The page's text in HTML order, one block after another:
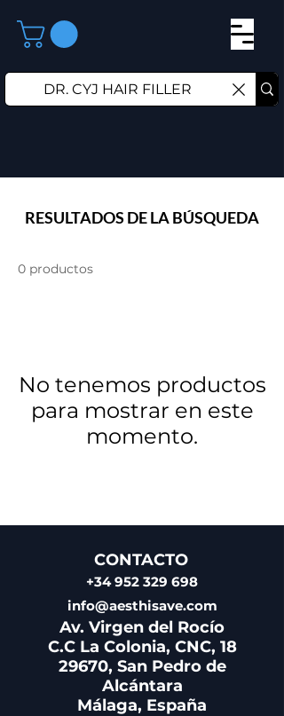
RESULTADOS DE LA BÚSQUEDA
0 productos
No tenemos productos
para mostrar en este
momento.
CONTACTO
+34 952 329 698
info@aesthisave.com
Av. Virgen del Rocío
C.C La Colonia, CNC, 18
29670, San Pedro de
Alcántara
Málaga, España